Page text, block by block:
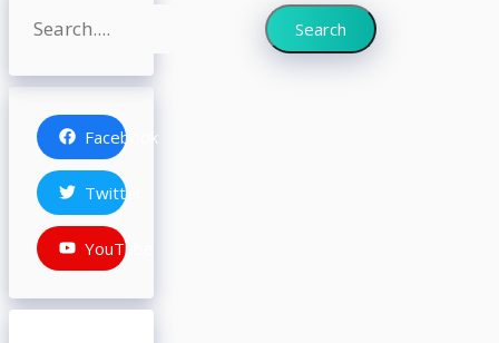
Search Search
Facebook
Twitter
YouTube